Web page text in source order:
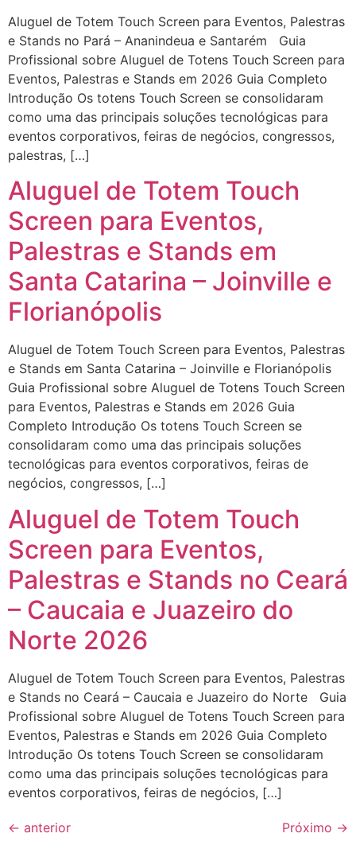
Aluguel de Totem Touch Screen para Eventos, Palestras
e Stands no Pará – Ananindeua e Santarém Guia
Profissional sobre Aluguel de Totens Touch Screen para
Eventos, Palestras e Stands em 2026 Guia Completo
Introdução Os totens Touch Screen se consolidaram
como uma das principais soluções tecnológicas para
eventos corporativos, feiras de negócios, congressos,
palestras, […]
Aluguel de Totem Touch
Screen para Eventos,
Palestras e Stands em
Santa Catarina – Joinville e
Florianópolis
Aluguel de Totem Touch Screen para Eventos, Palestras
e Stands em Santa Catarina – Joinville e Florianópolis
Guia Profissional sobre Aluguel de Totens Touch Screen
para Eventos, Palestras e Stands em 2026 Guia
Completo Introdução Os totens Touch Screen se
consolidaram como uma das principais soluções
tecnológicas para eventos corporativos, feiras de
negócios, congressos, […]
Aluguel de Totem Touch
Screen para Eventos,
Palestras e Stands no Ceará
– Caucaia e Juazeiro do
Norte 2026
Aluguel de Totem Touch Screen para Eventos, Palestras
e Stands no Ceará – Caucaia e Juazeiro do Norte Guia
Profissional sobre Aluguel de Totens Touch Screen para
Eventos, Palestras e Stands em 2026 Guia Completo
Introdução Os totens Touch Screen se consolidaram
como uma das principais soluções tecnológicas para
eventos corporativos, feiras de negócios, […]
← anterior Próximo →